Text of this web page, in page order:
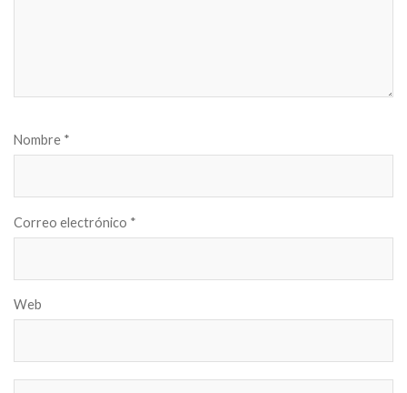
Nombre *
Correo electrónico *
Web